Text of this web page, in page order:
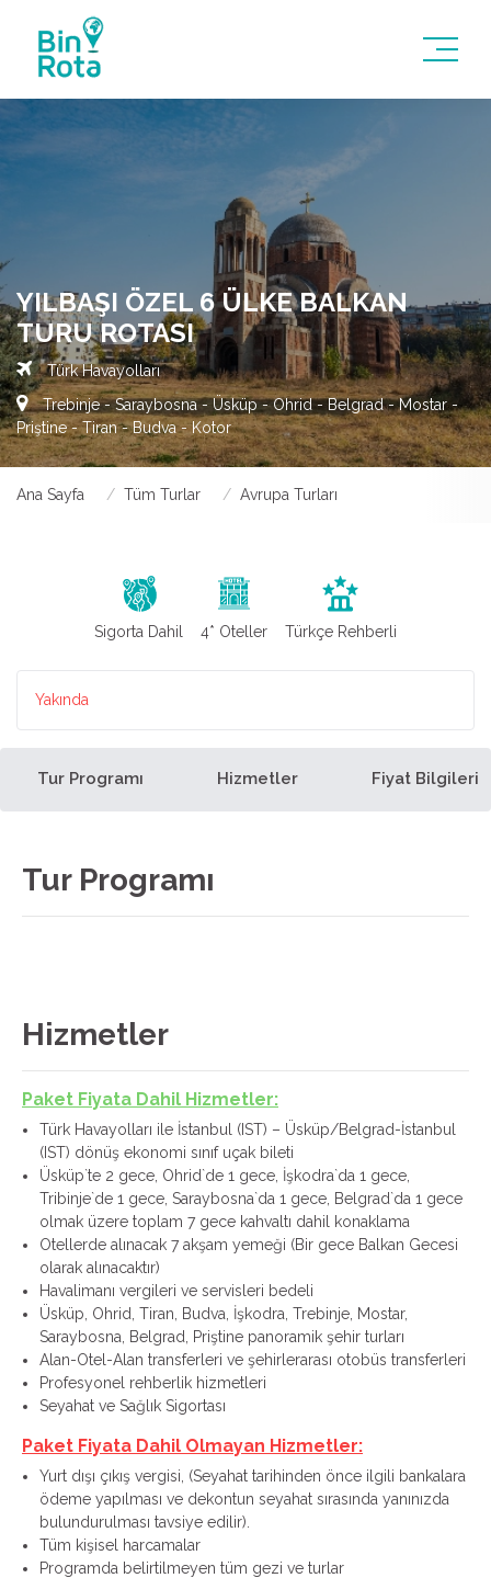
YILBAŞI ÖZEL 6 ÜLKE BALKAN
TURU ROTASI
Türk Havayolları
Trebinje - Saraybosna - Üsküp - Ohrid - Belgrad - Mostar -
Priştine - Tiran - Budva - Kotor
Ana Sayfa Tüm Turlar Avrupa Turları
Sigorta Dahil 4* Oteller Türkçe Rehberli
Yakında
Tur Programı Hizmetler Fiyat Bilgileri
Tur Programı
Hizmetler
Paket Fiyata Dahil Hizmetler:
Türk Havayolları ile İstanbul (IST) – Üsküp/Belgrad-İstanbul
(IST) dönüş ekonomi sınıf uçak bileti
Üsküp`te 2 gece, Ohrid`de 1 gece, İşkodra`da 1 gece,
Tribinje`de 1 gece, Saraybosna`da 1 gece, Belgrad`da 1 gece
olmak üzere toplam 7 gece kahvaltı dahil konaklama
Otellerde alınacak 7 akşam yemeği (Bir gece Balkan Gecesi
olarak alınacaktır)
Havalimanı vergileri ve servisleri bedeli
Üsküp, Ohrid, Tiran, Budva, İşkodra, Trebinje, Mostar,
Saraybosna, Belgrad, Priştine panoramik şehir turları
Alan-Otel-Alan transferleri ve şehirlerarası otobüs transferleri
Profesyonel rehberlik hizmetleri
Seyahat ve Sağlık Sigortası
Paket Fiyata Dahil Olmayan Hizmetler:
Yurt dışı çıkış vergisi, (Seyahat tarihinden önce ilgili bankalara
ödeme yapılması ve dekontun seyahat sırasında yanınızda
bulundurulması tavsiye edilir).
Tüm kişisel harcamalar
Programda belirtilmeyen tüm gezi ve turlar